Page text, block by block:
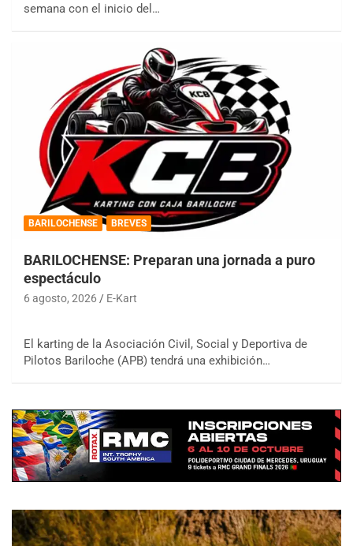
semana con el inicio del…
BARILOCHENSE BREVES
BARILOCHENSE: Preparan una jornada a puro
espectáculo
6 agosto, 2026 E-Kart
El karting de la Asociación Civil, Social y Deportiva de
Pilotos Bariloche (APB) tendrá una exhibición…